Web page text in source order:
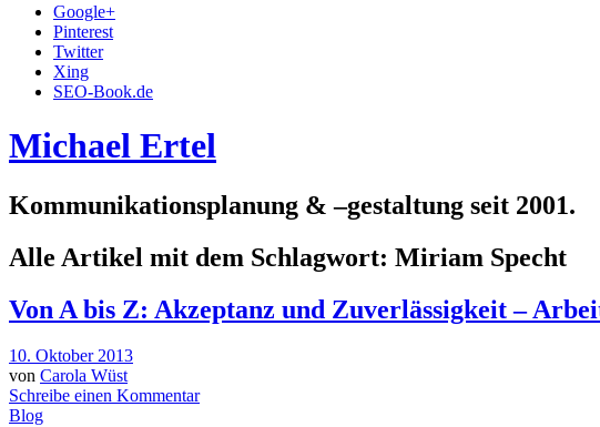
Google+
Pinterest
Twitter
Xing
SEO-Book.de
Michael Ertel
Kommunikationsplanung & –gestaltung seit 2001.
Alle Artikel mit dem Schlagwort: Miriam Specht
Von A bis Z: Akzeptanz und Zuverlässigkeit –
10. Oktober 2013
von Carola Wüst
Schreibe einen Kommentar
Blog